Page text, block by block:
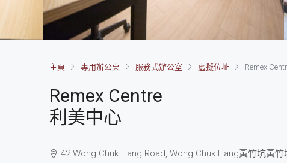
主頁 專用辦公桌 服務式辦公室 虛擬位址 Remex
Remex Centre
利美中心
42 Wong Chuk Hang Road, Wong Chuk Hang黃竹坑黃竹